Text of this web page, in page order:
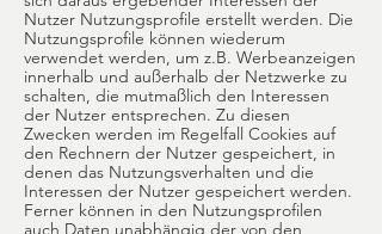
Nutzer Nutzungsprofile erstellt werden. Die
Nutzungsprofile können wiederum
verwendet werden, um z.B. Werbeanzeigen
innerhalb und außerhalb der Netzwerke zu
schalten, die mutmaßlich den Interessen
der Nutzer entsprechen. Zu diesen
Zwecken werden im Regelfall Cookies auf
den Rechnern der Nutzer gespeichert, in
denen das Nutzungsverhalten und die
Interessen der Nutzer gespeichert werden.
Ferner können in den Nutzungsprofilen
auch Daten unabhängig der von den